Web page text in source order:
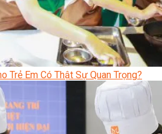
Trẻ Em Có Thật Sự Quan Trọng?